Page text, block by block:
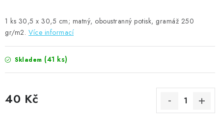
1 ks 30,5 x 30,5 cm; matný, oboustranný potisk, gramáž 250
gr/m2. Více informací
Skladem (41 ks)
40 Kč